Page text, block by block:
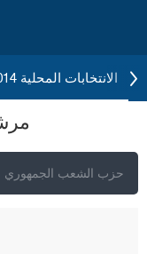
الانتخابات المحلية 2014
حزب الشعب الجمهوري